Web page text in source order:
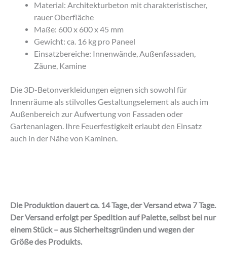
Material: Architekturbeton mit charakteristischer,
rauer Oberfläche
Maße: 600 x 600 x 45 mm
Gewicht: ca. 16 kg pro Paneel
Einsatzbereiche: Innenwände, Außenfassaden,
Zäune, Kamine
Die 3D-Betonverkleidungen eignen sich sowohl für
Innenräume als stilvolles Gestaltungselement als auch im
Außenbereich zur Aufwertung von Fassaden oder
Gartenanlagen. Ihre Feuerfestigkeit erlaubt den Einsatz
auch in der Nähe von Kaminen.
Die Produktion dauert ca. 14 Tage, der Versand etwa 7 Tage.
Der Versand erfolgt per Spedition auf Palette, selbst bei nur
einem Stück – aus Sicherheitsgründen und wegen der
Größe des Produkts.